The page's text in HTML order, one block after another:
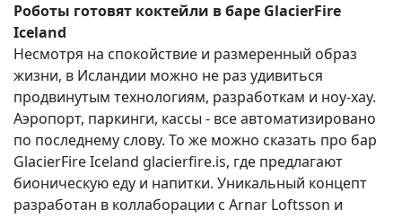
Роботы готовят коктейли в баре GlacierFire
Iceland
Несмотря на спокойствие и размеренный образ
жизни, в Исландии можно не раз удивиться
продвинутым технологиям, разработкам и ноу-хау.
Аэропорт, паркинги, кассы - все автоматизировано
по последнему слову. То же можно сказать про бар
GlacierFire Iceland glacierfire.is, где предлагают
бионическую еду и напитки. Уникальный концепт
разработан в коллаборации с Arnar Loftsson и